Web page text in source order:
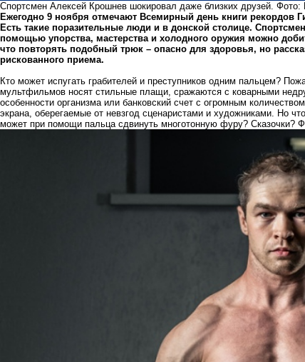
Спортсмен Алексей Крошнев шокировал даже близких друзей. Фото:
Ежегодно 9 ноября отмечают Всемирный день книги рекордов
Есть такие поразительные люди и в донской столице.
помощью упорства, мастерства и холодного оружия можно
что повторять подобный трюк – опасно для здоровья, но
рискованного приема.
Кто может испугать грабителей и преступников одним пальцем?
мультфильмов носят стильные плащи, сражаются с коварными
особенности организма или банковский счет с огромным
экрана, оберегаемые от невзгод сценаристами и художниками. Но
может при помощи пальца сдвинуть многотонную фуру? Сказочки?